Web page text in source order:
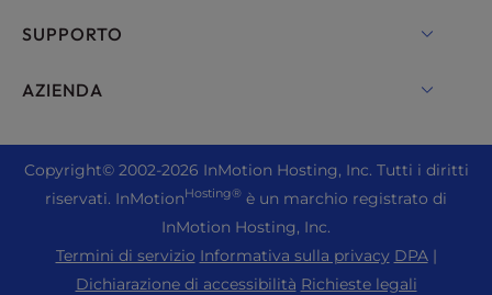
Server Bare Metal
Soluzioni di hosting aziendale
Hosting per rivenditori
Rivenditore VPS
Email professionale
WordPress Costruttore di siti web
cPanel Hosting
Joomla Hosting
Laravel Hosting
Magento Hosting
SUPPORTO
Chat in diretta
+44 2045 763722
Supporto Premier
Centro di assistenza
Risorse
AZIENDA
Chi siamo
Sedi dei centri dati
Centro dati di Los Angeles
Centro dati di Ashburn
Copyright© 2002-2026 InMotion Hosting, Inc. Tutti i diritti
riservati. InMotionHosting® è un marchio registrato di
InMotion Hosting, Inc.
Termini di servizio Informativa sulla privacy DPA|
Dichiarazione di accessibilità Richieste legali